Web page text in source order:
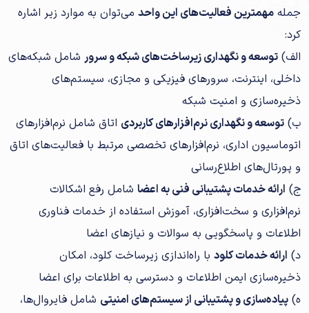
جمله مهمترین فعالیت‌های این واحد می‌توان به موارد زیر اشاره
کرد:
الف) توسعه و نگهداری زیرساخت‌های شبکه و سرور شامل شبکه‌های
داخلی، اینترنت، سرورهای فیزیکی و مجازی، سیستم‌های
ذخیره‌سازی و امنیت شبکه
ب) توسعه و نگهداری نرم‌افزارهای کاربردی اتاق شامل نرم‌افزارهای
اتوماسیون اداری، نرم‌افزارهای تخصصی مرتبط با فعالیت‌های اتاق
و پورتال‌های اطلاع‌رسانی
ج) ارائه خدمات پشتیبانی فنی به اعضا شامل رفع اشکالات
نرم‌افزاری و سخت‌افزاری، آموزش استفاده از خدمات فناوری
اطلاعات و پاسخگویی به سوالات و نیازهای اعضا
د) ارائه خدمات کلود با راه‌اندازی زیرساخت کلود، امکان
ذخیره‌سازی ایمن اطلاعات و دسترسی به اطلاعات برای اعضا
ه) پیاده‌سازی و پشتیبانی از سیستم‌های امنیتی شامل فایروال‌ها،